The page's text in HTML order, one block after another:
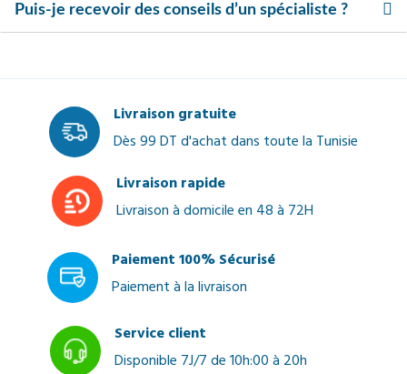
Puis-je recevoir des conseils d’un spécialiste ?
Livraison gratuite
Dès 99 DT d'achat dans toute la Tunisie
Livraison rapide
Livraison à domicile en 48 à 72H
Paiement 100% Sécurisé
Paiement à la livraison
Service client
Disponible 7J/7 de 10h:00 à 20h